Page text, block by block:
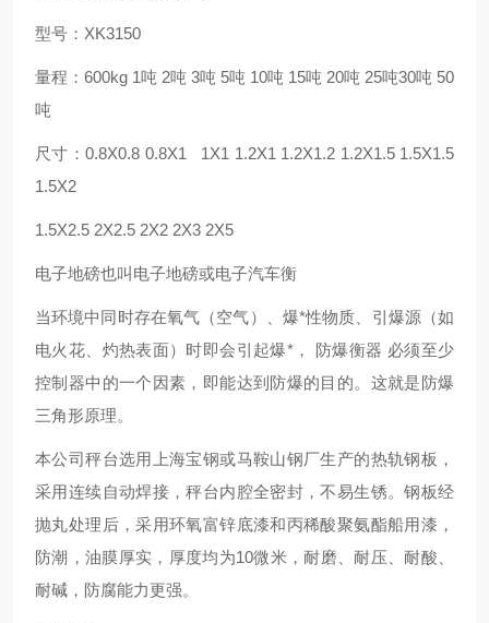
型号：XK3150
量程：600kg 1吨 2吨 3吨 5吨 10吨 15吨 20吨 25吨30吨 50
吨
尺寸：0.8X0.8 0.8X1 1X1 1.2X1 1.2X1.2 1.2X1.5 1.5X1.5
1.5X2
1.5X2.5 2X2.5 2X2 2X3 2X5
电子地磅也叫电子地磅或电子汽车衡
当环境中同时存在氧气（空气）、爆*性物质、引爆源（如
电火花、灼热表面）时即会引起爆*， 防爆衡器 必须至少
控制器中的一个因素，即能达到防爆的目的。这就是防爆
三角形原理。
本公司秤台选用上海宝钢或马鞍山钢厂生产的热轨钢板，
采用连续自动焊接，秤台内腔全密封，不易生锈。钢板经
抛丸处理后，采用环氧富锌底漆和丙稀酸聚氨酯船用漆，
防潮，油膜厚实，厚度均为10微米，耐磨、耐压、耐酸、
耐碱，防腐能力更强。